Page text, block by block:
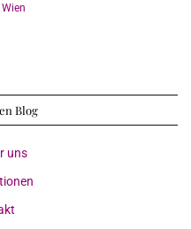
Wien
Blog
uns